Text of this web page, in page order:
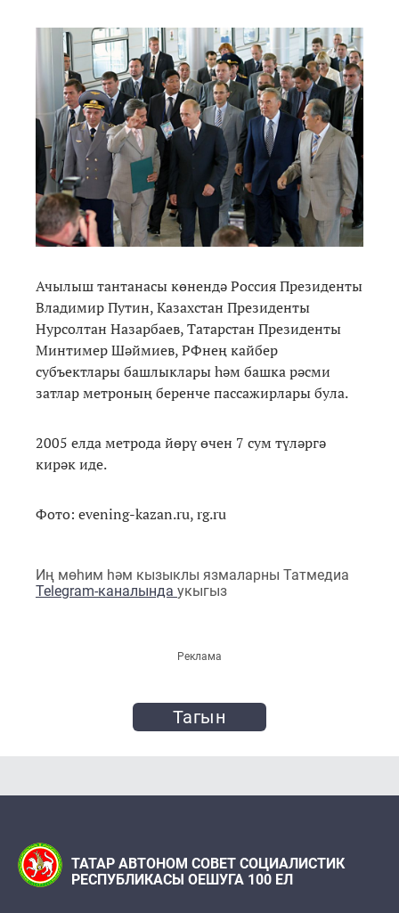
Ачылыш тантанасы көнендә Россия Президенты
Владимир Путин, Казахстан Президенты
Нурсолтан Назарбаев, Татарстан Президенты
Минтимер Шәймиев, РФнең кайбер
субъектлары башлыклары һәм башка рәсми
затлар метроның беренче пассажирлары була.
2005 елда метрода йөрү өчен 7 сум түләргә
кирәк иде.
Фото: evening-kazan.ru, rg.ru
Иң мөһим һәм кызыклы язмаларны Татмедиа
Telegram-каналында укыгыз
Реклама
Тагын
ТАТАР АВТОНОМ СОВЕТ СОЦИАЛИСТИК
РЕСПУБЛИКАСЫ ОЕШУГА 100 ЕЛ